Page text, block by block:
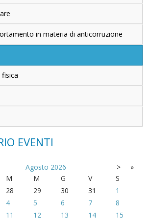
in materia di anticorruzione
EVENTI
Agosto 2026 >
»
M M G V
S
28 29 30 31
1
4 5 6 7
8
11 12 13 14
15